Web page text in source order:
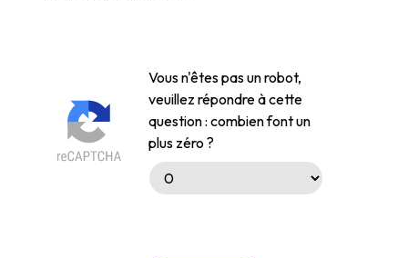
Vous n'êtes pas un robot,
veuillez répondre à cette
question : combien font un
plus zéro ?